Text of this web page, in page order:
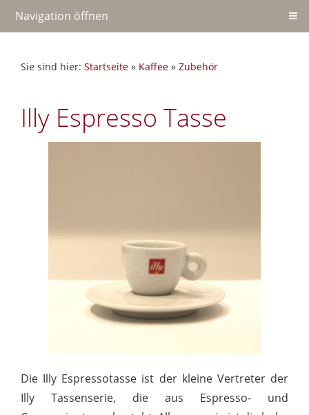
Navigation öffnen
Sie sind hier: Startseite » Kaffee » Zubehör
Illy Espresso Tasse
Die Illy Espressotasse ist der kleine Vertreter der
Illy Tassenserie, die aus Espresso- und